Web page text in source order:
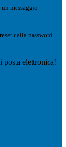
messaggio
della password
posta elettronica!